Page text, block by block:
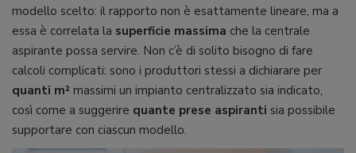
modello scelto: il rapporto non è esattamente lineare, ma a
essa è correlata la superficie massima che la centrale
aspirante possa servire. Non c’è di solito bisogno di fare
calcoli complicati: sono i produttori stessi a dichiarare per
quanti m² massimi un impianto centralizzato sia indicato,
così come a suggerire quante prese aspiranti sia possibile
supportare con ciascun modello.